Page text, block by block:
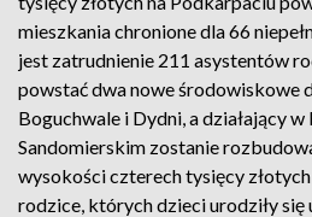
mieszkania chronione dla 66
jest zatrudnienie 211 asystentów
powstać dwa nowe środowiskowe
Boguchwale i Dydni, a działający
Sandomierskim zostanie
wysokości czterech tysięcy
rodzice, których dzieci urodziły się